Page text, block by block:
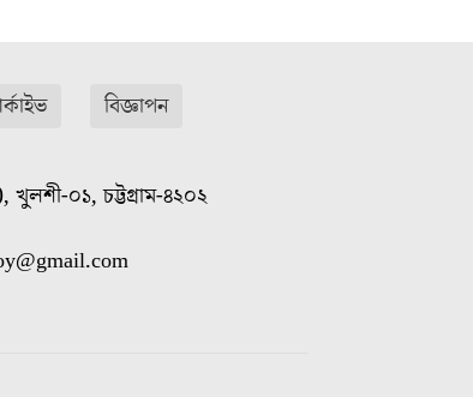
বিজ্ঞাপন
খুলশী-০১, চট্টগ্রাম-৪২০২